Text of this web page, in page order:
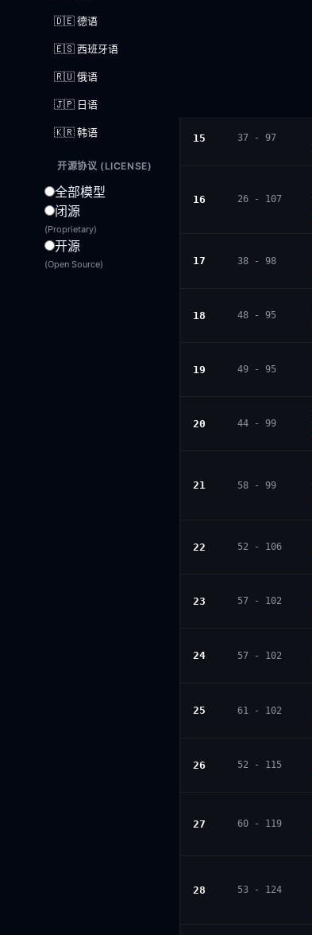
🇩🇪 德语
🇪🇸 西班牙语
🇷🇺 俄语
🇯🇵 日语
🇰🇷 韩语
开源协议 (LICENSE)
全部模型
闭源
(Proprietary)
开源
(Open Source)
15 37 - 97
16 26 - 107
17 38 - 98
18 48 - 95
19 49 - 95
20 44 - 99
21 58 - 99
22 52 - 106
23 57 - 102
24 57 - 102
25 61 - 102
26 52 - 115
27 60 - 119
28 53 - 124